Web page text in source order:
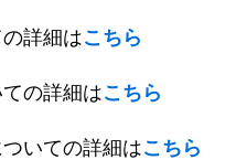
詳細はこちら
の詳細はこちら
いての詳細はこちら